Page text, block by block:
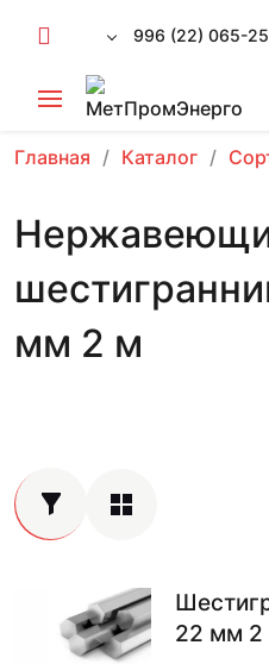
996 (22) 065-
Главная Каталог
мм 2 м
22 мм 2